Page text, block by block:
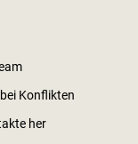
Konflikten
her